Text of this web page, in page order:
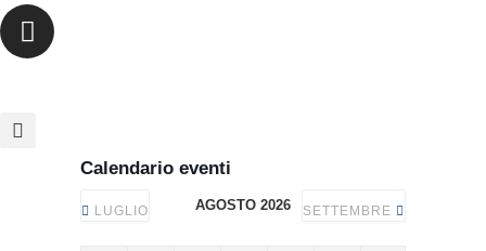
Calendario eventi
LUGLIO AGOSTO 2026 SETTEMBRE